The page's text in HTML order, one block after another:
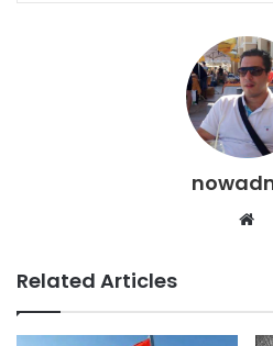
Related Articles